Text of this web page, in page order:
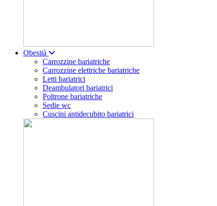
Obesità
Carrozzine bariatriche
Carrozzine elettriche bariatriche
Letti bariatrici
Deambulatori bariatrici
Poltrone bariatriche
Sedie wc
Cuscini antidecubito bariatrici